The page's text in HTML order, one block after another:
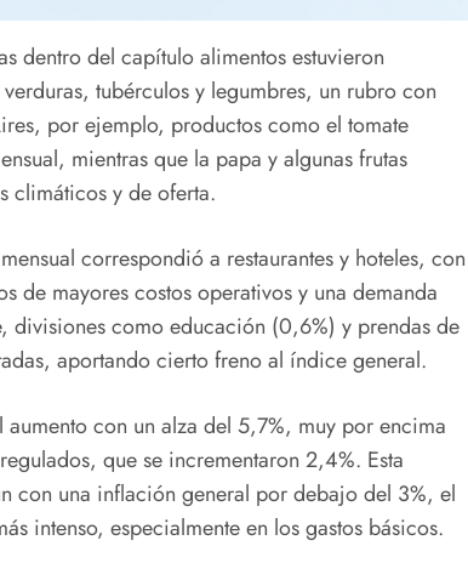
dentro del capítulo alimentos estuvieron
tubérculos y legumbres, un rubro con
por ejemplo, productos como el tomate
mientras que la papa y algunas frutas
climáticos y de oferta.
correspondió a restaurantes y hoteles, con
de mayores costos operativos y una demanda
divisiones como educación (0,6%) y prendas de
aportando cierto freno al índice general.
con un alza del 5,7%, muy por encima
que se incrementaron 2,4%. Esta
con una inflación general por debajo del 3%, el
intenso, especialmente en los gastos básicos.